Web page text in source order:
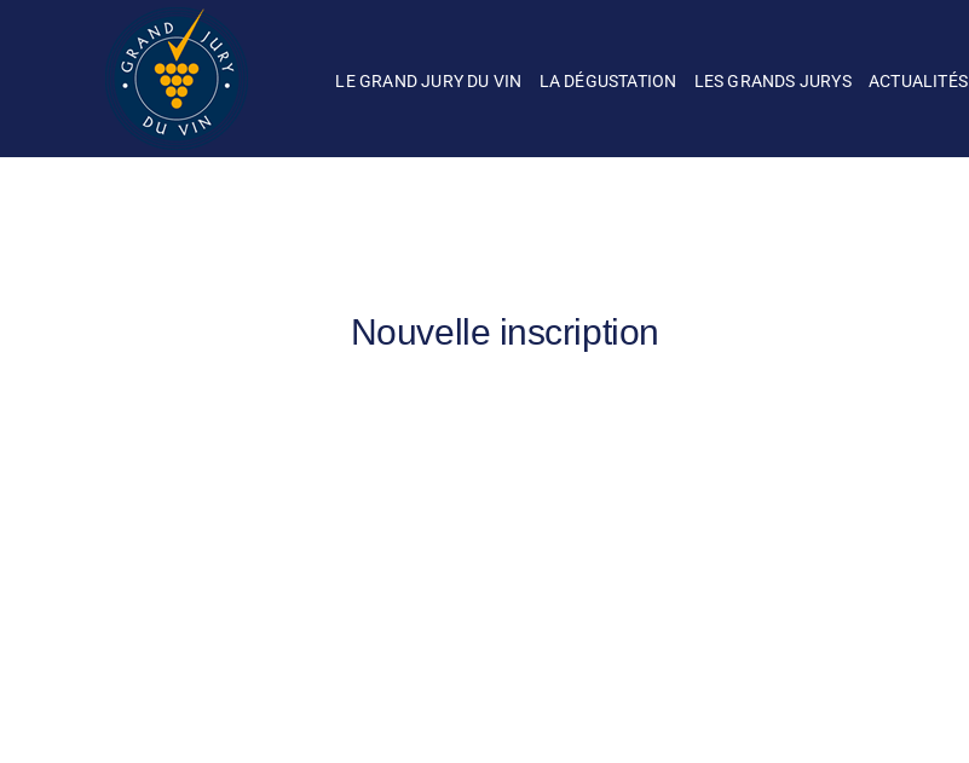
LE GRAND JURY DU VIN LA DÉGUSTATION LES GRANDS JURYS ACTUALITÉS
Nouvelle inscription